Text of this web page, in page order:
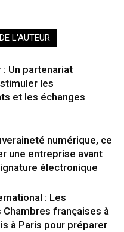
L'AUTEUR
: Un partenariat
les
et les échanges
numérique, ce
une entreprise avant
électronique
: Les
françaises à
à Paris pour préparer